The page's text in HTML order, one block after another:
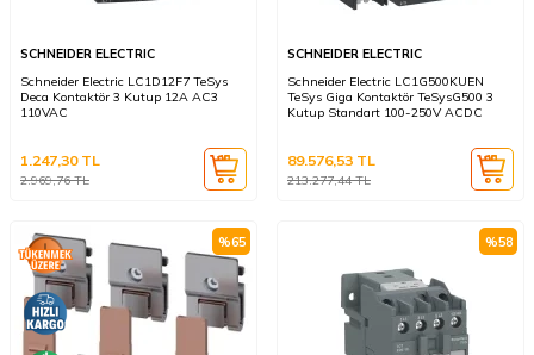
SCHNEIDER ELECTRIC
Schneider Electric LC1D12F7 TeSys
Deca Kontaktör 3 Kutup 12A AC3
110VAC
2.969,76TL
1.247,30TL
SCHNEIDER ELECTRIC
Schneider Electric LC1G500KUEN
TeSys Giga Kontaktör TeSysG500 3
Kutup Standart 100-250V ACDC
213.277,44TL
89.576,53 TL
%65 %58